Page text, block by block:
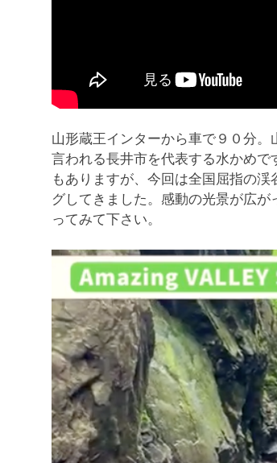
山形蔵王インターから車で９０分
言われる長井市を代表する水かめ
もありますが、今回は全国屈指の
グしてきました。感動の光景が広
ってみて下さい。